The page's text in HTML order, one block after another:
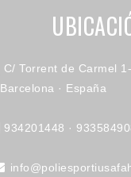
C/ Torrent de Carmel
Barcelona · España
934201448 ·